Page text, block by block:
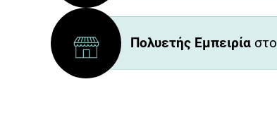
Πολυετής Εμπειρία